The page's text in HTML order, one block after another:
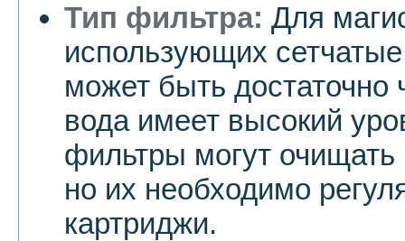
Тип фильтра: Для
использующих
может быть достаточно
вода имеет высокий
фильтры могут очищать
но их необходимо
картриджи.